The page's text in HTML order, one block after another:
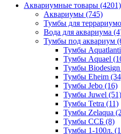
Аквариумные товары (4201)
Аквариумы (745)
Тумбы для
Вода для аквариума
Тумбы под аквариум
Тумбы
Тумбы Aquael
Тумбы Biodesign
Тумбы Eheim
Тумбы Jebo (16)
Тумбы Juwel (51)
Тумбы Tetra (11)
Тумбы Zelaqua
Тумбы ССБ (8)
Тумбы 1-100л.